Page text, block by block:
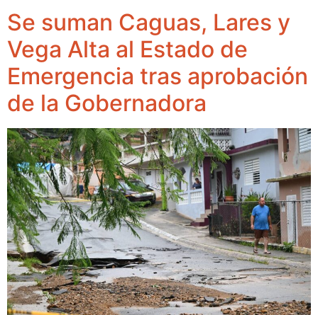
Se suman Caguas, Lares y
Vega Alta al Estado de
Emergencia tras aprobación
de la Gobernadora